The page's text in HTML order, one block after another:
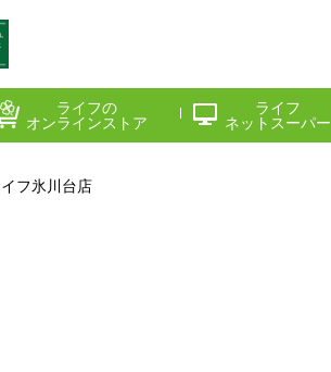
ライフの
オンラインストア
ライフ
ネットスーパー
フ氷川台店